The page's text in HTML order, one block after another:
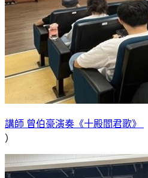
講師 曾伯豪演奏《十殿閻君歌》
）